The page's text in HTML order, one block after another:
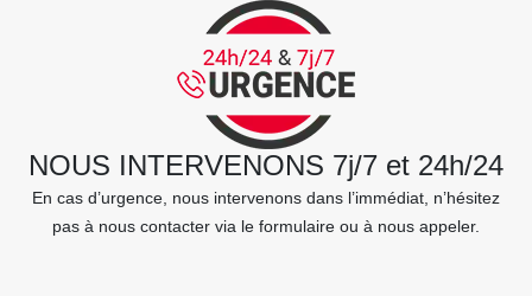
NOUS INTERVENONS 7j/7 et 24h/24
En cas d’urgence, nous intervenons dans l’immédiat, n’hésitez
pas à nous contacter via le formulaire ou à nous appeler.